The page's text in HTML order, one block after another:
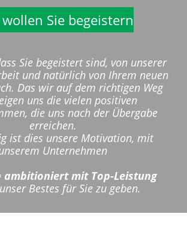
Sie begeistern
Sie begeistert sind, von unserer
und natürlich von Ihrem neuen
Das wir auf dem richtigen Weg
uns die vielen positiven
die uns nach der Übergabe
erreichen.
ist dies unsere Motivation, mit
Unternehmen
ambitioniert mit Top-Leistung
Bestes für Sie zu geben.